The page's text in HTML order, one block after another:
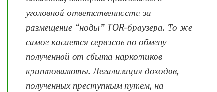
уголовной ответственности за
размещение “ноды” TOR-браузера. То же
самое касается сервисов по обмену
полученной от сбыта наркотиков
криптовалюты. Легализация доходов,
полученных преступным путем, на